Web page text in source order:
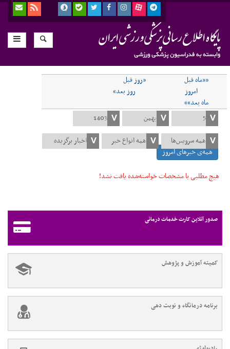
««ماه قبل
«روز قبل
امروز
روز بعد»
ماه بعد»»
همه‌ی خبرهای امروز
هیچ مطلبی با مشخصات خواسته‌شده یافت نشد!
صدور آنلاین کارت خدمات درمانی
کمیته آموزش و پژوهش
برنامه درمانگاه و نوبت دهی